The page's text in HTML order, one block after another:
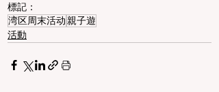
標記：
湾区周末活动親子遊
活動